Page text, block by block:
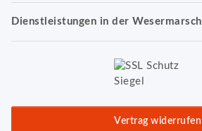
Dienstleistungen in der Wesermarsch
Vertrag widerrufen